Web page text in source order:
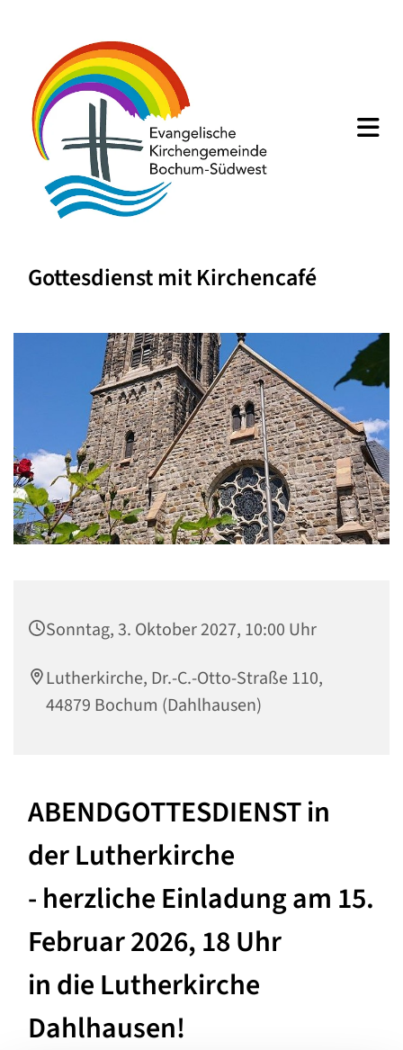
Gottesdienst mit Kirchencafé
Sonntag, 3. Oktober 2027, 10:00 Uhr
Lutherkirche, Dr.-C.-Otto-Straße 110,
44879 Bochum (Dahlhausen)
ABENDGOTTESDIENST in
der Lutherkirche
- herzliche Einladung am 15.
Februar 2026, 18 Uhr
in die Lutherkirche
Dahlhausen!